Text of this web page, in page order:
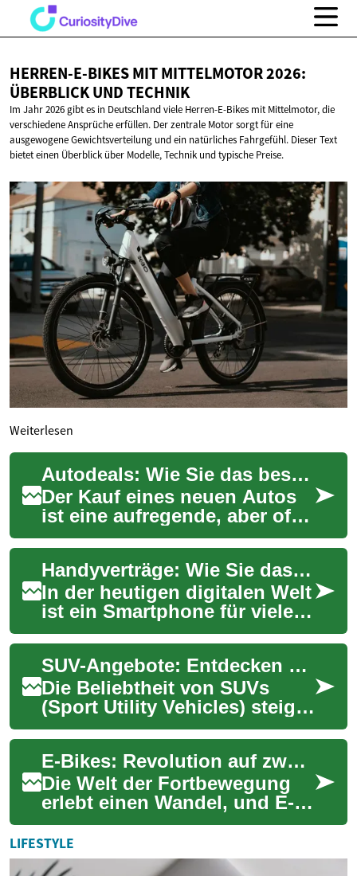
HERREN-E-BIKES MIT MITTELMOTOR 2026:
ÜBERBLICKUND TECHNIK
Im Jahr 2026 gibt es in Deutschland viele Herren-E-Bikes mit Mittelmotor, die
verschiedene Ansprüche erfüllen. Der zentrale Motor sorgt für eine
ausgewogene Gewichtsverteilung und ein natürliches Fahrgefühl. Dieser Text
bietet einen Überblick über Modelle, Technik und typische Preise.
Weiterlesen
Autodeals: Wie Sie das beste Angebot für Ihr neues Fahrzeug finden
Der Kauf eines neuen Autos
ist eine aufregende, aber oft
auch herausfordernde
Erfahrung. Mit der Vielzahl an
Optionen...
Handyverträge: Wie Sie das beste Angebot für Ihr Smartphone finden
In der heutigen digitalen Welt
ist ein Smartphone für viele
Menschen unerlässlich. Ob
für die Arbeit,
Kommunikation o...
SUV-Angebote: Entdecken Sie die besten Modelle und Deals
Die Beliebtheit von SUVs
(Sport Utility Vehicles) steigt
stetig an, und es ist leicht zu
verstehen, warum. Diese
viel...
E-Bikes: Revolution auf zwei Rädern - Wie elektrische Fahrräder Mobilität und Finanzen beeinflussen
Die Welt der Fortbewegung
erlebt einen Wandel, und E-
Bikes stehen an der Spitze
dieser Revolution. Diese
elektrischen...
LIFESTYLE